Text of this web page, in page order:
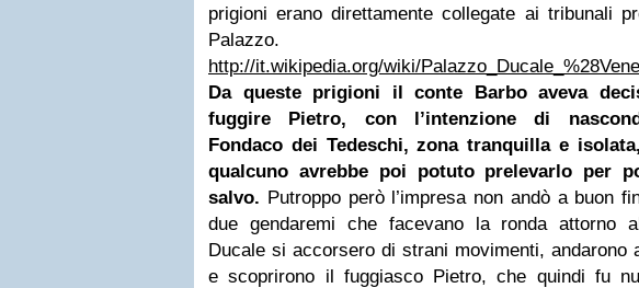
prigioni erano direttamente collegate ai tribunali
Palazzo.
http://it.wikipedia.org/wiki/
Da queste prigioni il conte Barbo aveva
fuggire Pietro, con l’intenzione di
Fondaco dei Tedeschi, zona tranquilla e
qualcuno avrebbe poi potuto prelevarlo per
salvo. Putroppo però l’impresa non andò a buon
due gendaremi che facevano la ronda attorno
Ducale si accorsero di strani movimenti, andarono
e scoprirono il fuggiasco Pietro, che quindi fu